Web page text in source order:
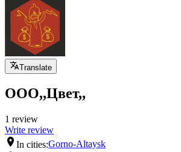
Translate
ООО,,Цвет,,
1 review
Write review
In cities:Gorno-Altaysk